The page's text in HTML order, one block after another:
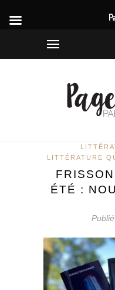
LITTÉRATURE
ÉTÉ :